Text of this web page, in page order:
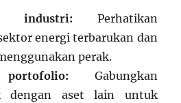
industri: Perhatikan
energi terbarukan dan
perak.
Gabungkan
dengan aset lain untuk